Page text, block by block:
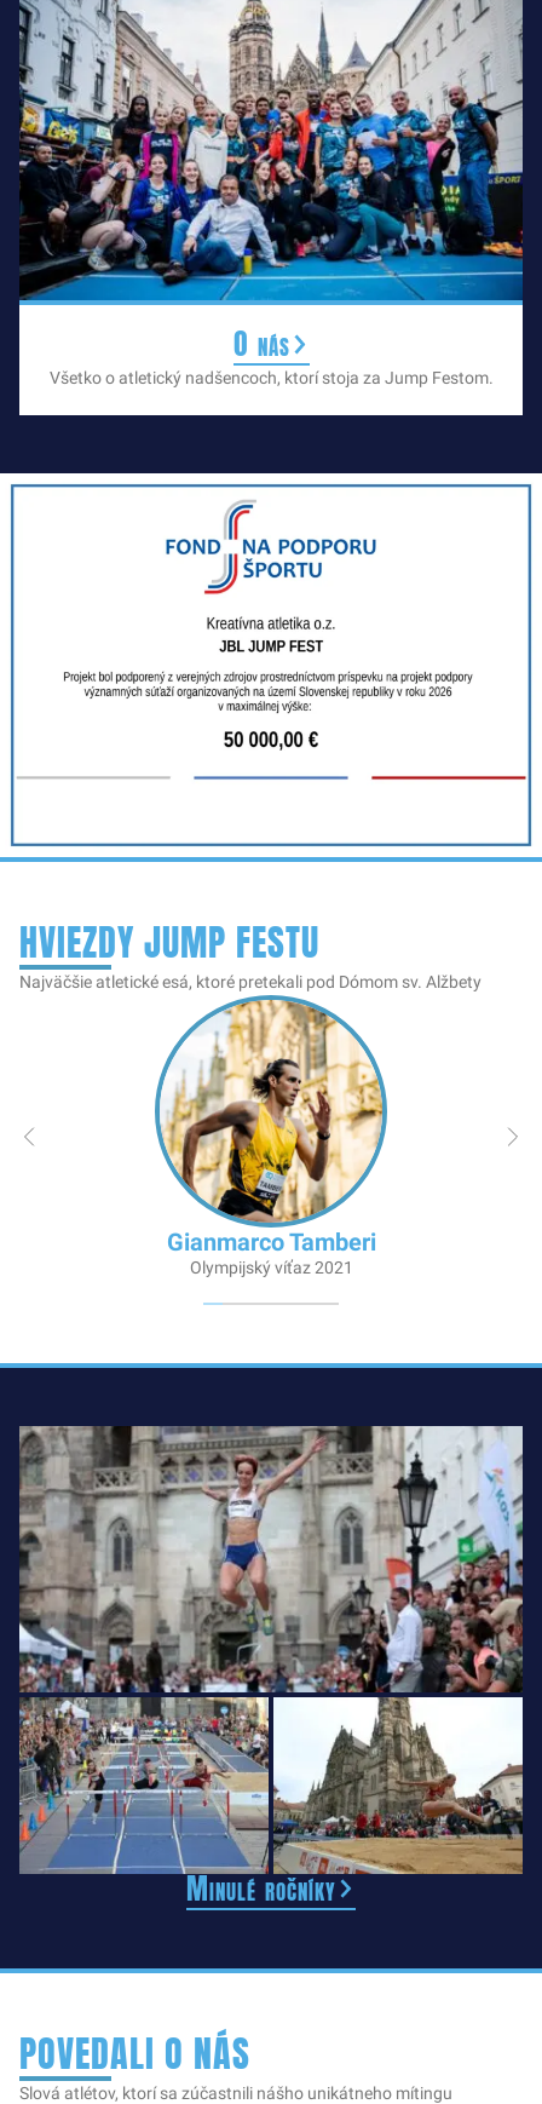
O nás
Všetko o atletický nadšencoch, ktorí stoja za Jump Festom.
HVIEZDY JUMP FESTU
Najväčšie atletické esá, ktoré pretekali pod Dómom sv. Alžbety
Gianmarco Tamberi
Olympijský víťaz 2021
Minulé ročníky
POVEDALI O NÁS
Slová atlétov, ktorí sa zúčastnili nášho unikátneho mítingu